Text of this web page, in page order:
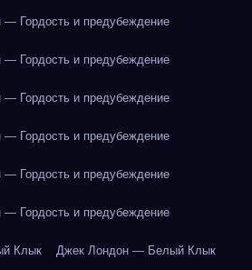
Гордость и предубеждение
Гордость и предубеждение
Гордость и предубеждение
Гордость и предубеждение
Гордость и предубеждение
Гордость и предубеждение
Клык Джек Лондон — Белый Клык